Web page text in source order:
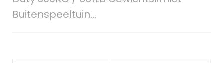
Buitenspeeltuin…